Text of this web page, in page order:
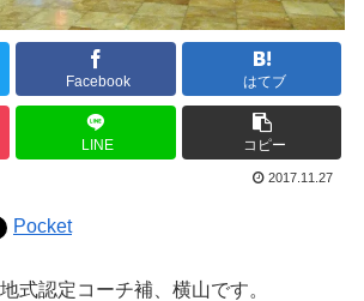
Facebook はてブ
LINE コピー
2017.11.27
Pocket
式認定コーチ補、横山です。